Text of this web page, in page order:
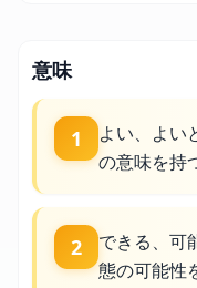
意味
1
よい、よい
の意味を持
2
できる、可
態の可能性